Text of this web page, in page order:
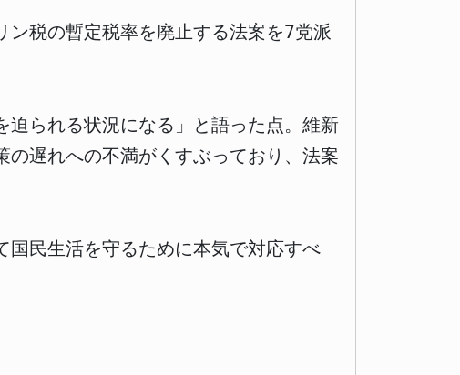
税の暫定税率を廃止する法案を7党派
迫られる状況になる」と語った点。維新
遅れへの不満がくすぶっており、法案
国民生活を守るために本気で対応すべ